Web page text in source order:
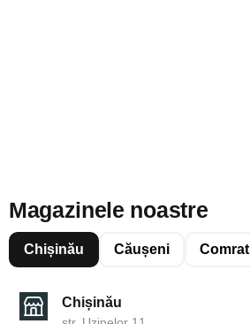
Magazinele noastre
Chișinău Căușeni Comrat
Chișinău